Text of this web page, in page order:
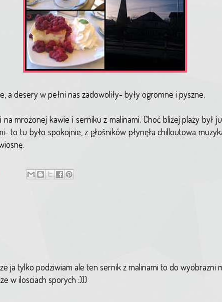
a desery w pełni nas zadowoliły- były ogromne i pyszne.
mrożonej kawie i serniku z malinami. Choć bliżej plaży był
to tu było spokojnie, z głośników płynęła chilloutowa
ja tylko podziwiam ale ten sernik z malinami to do wyobrazni
w ilosciach sporych :)))